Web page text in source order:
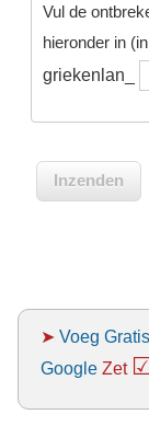
Vul de
hieronder in
griekenlan_
➤ Voeg
Google Zet